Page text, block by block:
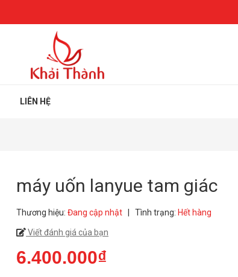
LIÊN HỆ
máy uốn lanyue tam giác
Thương hiệu: Đang cập nhật Tình trạng: Hết hàng
Viết đánh giá của bạn
6.400.000₫